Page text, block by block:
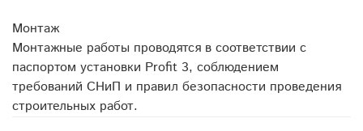
Монтаж
Монтажные работы проводятся в соответствии с
паспортом установки Profit 3, соблюдением
требований СНиП и правил безопасности проведения
строительных работ.